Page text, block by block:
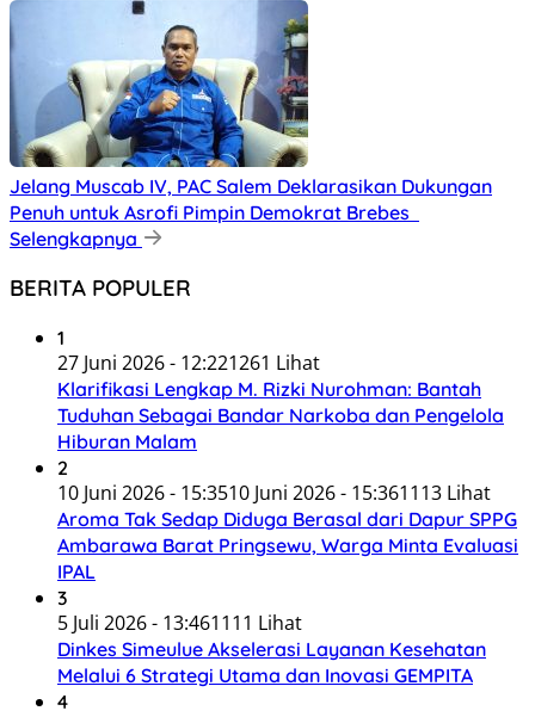
Jelang Muscab IV, PAC Salem Deklarasikan Dukungan
Penuh untuk Asrofi Pimpin Demokrat Brebes
Selengkapnya
BERITA POPULER
1
27 Juni 2026 - 12:221261 Lihat
Klarifikasi Lengkap M. Rizki Nurohman: Bantah
Tuduhan Sebagai Bandar Narkoba dan Pengelola
Hiburan Malam
2
10 Juni 2026 - 15:3510 Juni 2026 - 15:361113 Lihat
Aroma Tak Sedap Diduga Berasal dari Dapur SPPG
Ambarawa Barat Pringsewu, Warga Minta Evaluasi
IPAL
3
5 Juli 2026 - 13:461111 Lihat
Dinkes Simeulue Akselerasi Layanan Kesehatan
Melalui 6 Strategi Utama dan Inovasi GEMPITA
4